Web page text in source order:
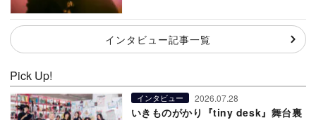
インタビュー記事一覧
Pick Up!
インタビュー 2026.07.28
いきものがかり『tiny desk』舞台裏